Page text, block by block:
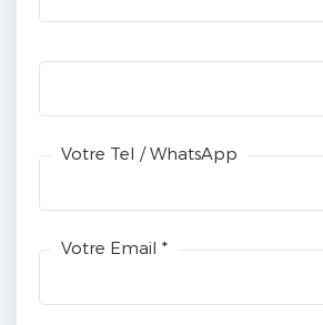
Votre Tel / WhatsApp
Votre Email *